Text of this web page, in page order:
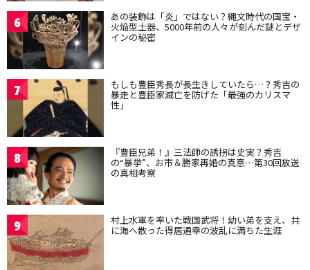
6 あの装飾は「炎」ではない？縄文時代の国宝・
火焔型土器、5000年前の人々が刻んだ謎とデザ
インの秘密
7 もしも豊臣秀長が長生きしていたら…？秀吉の
暴走と豊臣家滅亡を防げた「最強のカリスマ
性」
8 『豊臣兄弟！』三法師の誘拐は史実？秀吉
の“暴挙”、お市＆勝家再婚の真意…第30回放送
の真相考察
9 村上水軍を率いた戦国武将！幼い弟を支え、共
に海へ散った得居通幸の波乱に満ちた生涯